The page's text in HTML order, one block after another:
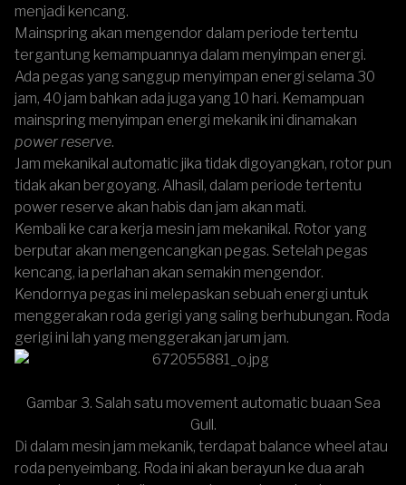
menjadi kencang.
Mainspring akan mengendor dalam periode tertentu
tergantung kemampuannya dalam menyimpan energi.
Ada pegas yang sanggup menyimpan energi selama 30
jam, 40 jam bahkan ada juga yang 10 hari. Kemampuan
mainspring menyimpan energi mekanik ini dinamakan
power reserve.
Jam mekanikal automatic jika tidak digoyangkan, rotor pun
tidak akan bergoyang. Alhasil, dalam periode tertentu
power reserve akan habis dan jam akan mati.
Kembali ke cara kerja mesin jam mekanikal. Rotor yang
berputar akan mengencangkan pegas. Setelah pegas
kencang, ia perlahan akan semakin mengendor.
Kendornya pegas ini melepaskan sebuah energi untuk
menggerakan roda gerigi yang saling berhubungan. Roda
gerigi ini lah yang menggerakan jarum jam.
Gambar 3. Salah satu movement automatic buaan Sea
Gull.
Di dalam mesin jam mekanik, terdapat balance wheel atau
roda penyeimbang. Roda ini akan berayun ke dua arah